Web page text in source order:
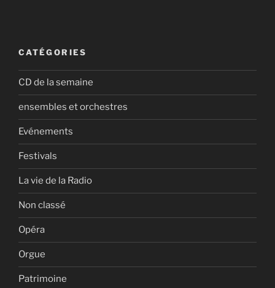
CATÉGORIES
CD de la semaine
ensembles et orchestres
Evénements
Festivals
La vie de la Radio
Non classé
Opéra
Orgue
Patrimoine